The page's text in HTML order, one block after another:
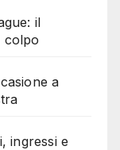
il
colpo
a
ingressi e